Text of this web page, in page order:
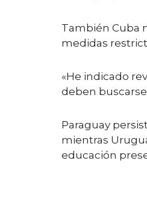
También Cuba
medidas
«He indicado
deben
Paraguay
mientras
educación